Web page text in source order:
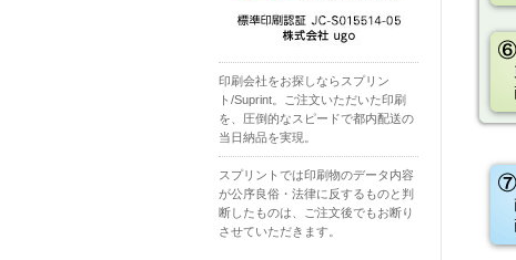
印刷会社をお探しならスプリン
ト/Suprint。ご注文いただいた印刷
を、圧倒的なスピードで都内配送の
当日納品を実現。
スプリントでは印刷物のデータ内容
が公序良俗・法律に反するものと判
断したものは、ご注文後でもお断り
させていただきます。